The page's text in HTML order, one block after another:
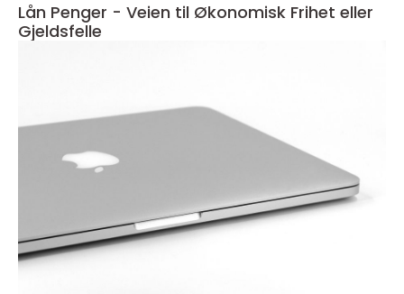
Lån Penger - Veien til Økonomisk Frihet eller
Gjeldsfelle